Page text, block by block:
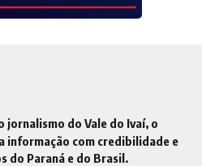
jornalismo do Vale do Ivaí, o
informação com credibilidade e
do Paraná e do Brasil.